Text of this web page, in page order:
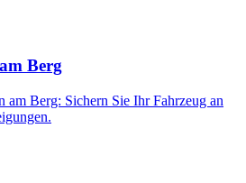
Berg
am Berg: Sichern Sie Ihr Fahrzeug an